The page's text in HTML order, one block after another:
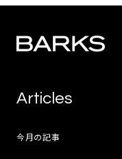
Articles
今月の記事